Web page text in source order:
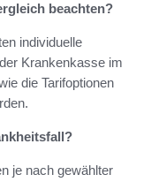
beachten?
individuelle
Krankenkasse im
die Tarifoptionen
je nach gewählter